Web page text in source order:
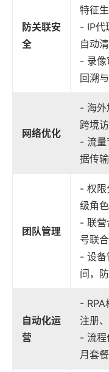
防关联安
全
特征
- IP代
自动
- 录像
回溯
网络优化
- 海外
跨境
- 流量
据传
团队管理
- 权限
级角
- 联营
号联
- 设备
间，
自动化运
营
- RPA
注册
- 流程
月套